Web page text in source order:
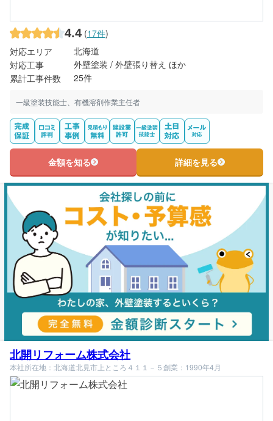
4.4 (17件)
対応エリア
北海道
対応工事
外壁塗装 / 外壁張り替え ほか
累計工事件数
25件
一級塗装技能士、有機溶剤作業主任者
金額を知る 詳細を見る
北開リフォーム株式会社
本社所在地：北海道北見市上ところ４１１－５創業：1990年4月